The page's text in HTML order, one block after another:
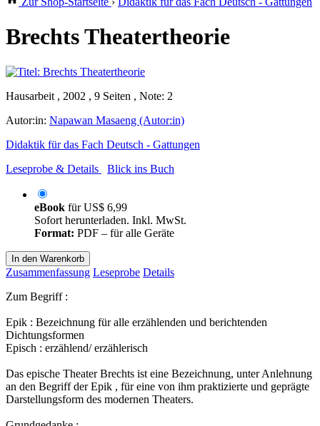
Brechts Theatertheorie
Hausarbeit , 2002 , 9 Seiten , Note: 2
Autor:in: Napawan Masaeng (Autor:in)
Didaktik für das Fach Deutsch - Gattungen
Leseprobe & Details
Blick ins Buch
eBook fürUS$ 6,99
Sofort herunterladen. Inkl. MwSt.
Format: PDF – für alle Geräte
In den Warenkorb
Zusammenfassung Leseprobe Details
Zum Begriff :
Epik : Bezeichnung für alle erzählenden und berichtenden
Dichtungsformen
Episch : erzählend/ erzählerisch
Das epische Theater Brechts ist eine Bezeichnung, unter Anlehnung
an den Begriff der Epik , für eine von ihm praktizierte und geprägte
Darstellungsform des modernen Theaters.